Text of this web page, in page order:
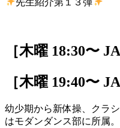
［木曜 18:30〜
［木曜 19:40〜
幼少期から新体操、クラ
はモダンダンス部に所属